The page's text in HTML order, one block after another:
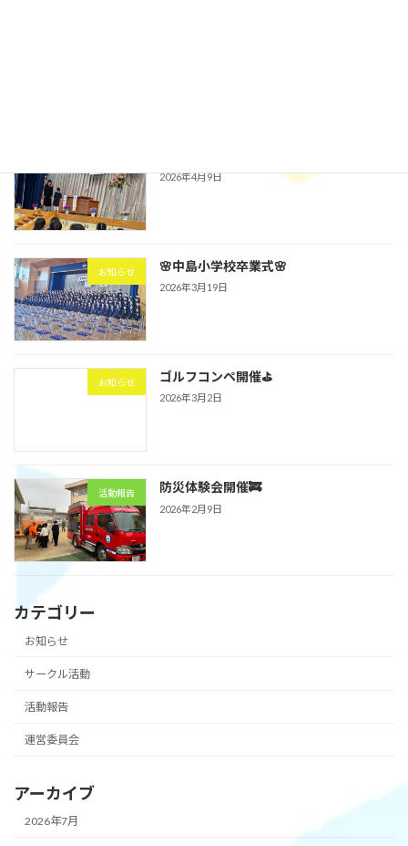
2026年4月9日
お知らせ 🌸中島小学校卒業式🌸
2026年3月19日
お知らせ ゴルフコンペ開催⛳
2026年3月2日
活動報告 防災体験会開催🚒
2026年2月9日
カテゴリー
お知らせ
サークル活動
活動報告
運営委員会
アーカイブ
2026年7月